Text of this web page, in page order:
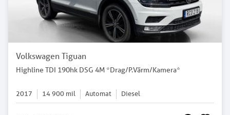
Volkswagen Tiguan
Highline TDI 190hk DSG 4M *Drag/P.Värm/Kamera*
2017 14 900 mil Automat Diesel